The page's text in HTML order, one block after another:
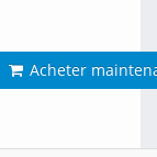
Acheter